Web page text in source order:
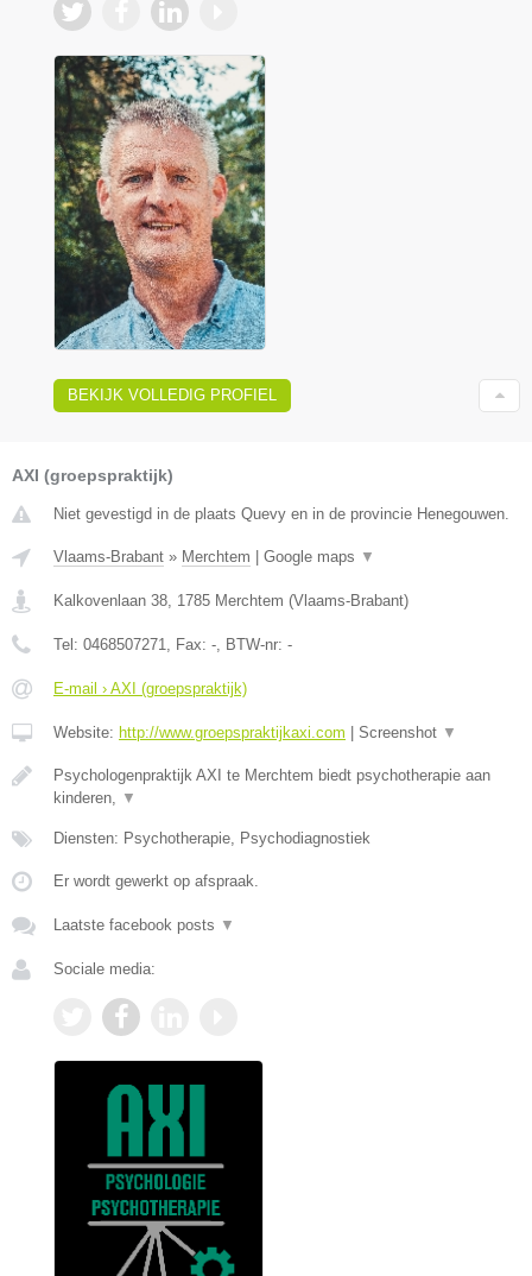
BEKIJK VOLLEDIG PROFIEL
AXI (groepspraktijk)
Niet gevestigd in de plaats Quevy en in de provincie Henegouwen.
Vlaams-Brabant » Merchtem Google maps ▼
Kalkovenlaan 38, 1785 Merchtem (Vlaams-Brabant)
Tel: 0468507271, Fax: -, BTW-nr: -
E-mail › AXI (groepspraktijk)
Website: http://www.groepspraktijkaxi.com Screenshot ▼
Psychologenpraktijk AXI te Merchtem biedt psychotherapie aan
kinderen, ▼
Diensten: Psychotherapie, Psychodiagnostiek
Er wordt gewerkt op afspraak.
Laatste facebook posts ▼
Sociale media: